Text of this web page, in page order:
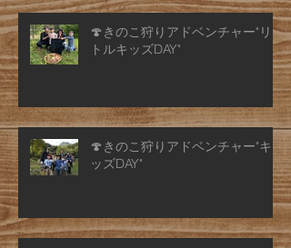
🍄きのこ狩りアドベンチャー"リ
トルキッズDAY"
🍄きのこ狩りアドベンチャー"キ
ッズDAY"